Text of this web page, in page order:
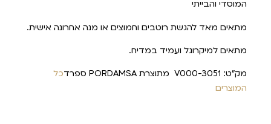
המוסדי והבייתי
מתאים מאד להגשת רוטבים וחמוצים או מנה אחרונה אישית.
מתאים למיקרוגל ועמיד במדיח.
מק"ט: V000-3051 מתוצרת PORDAMSA ספרד
כל
המוצרים